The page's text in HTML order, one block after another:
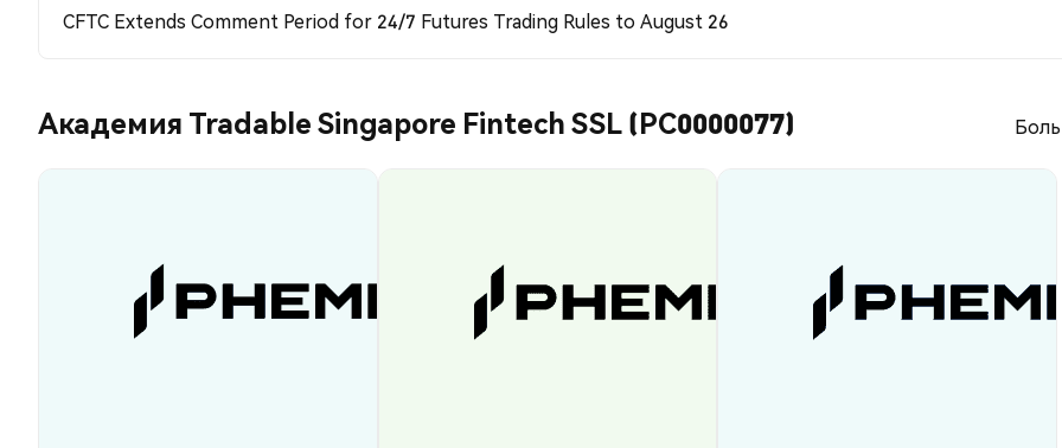
CFTC Extends Comment Period for 24/7 Futures Trading Rules to August 26
Академия Tradable Singapore Fintech SSL (PC0000077)